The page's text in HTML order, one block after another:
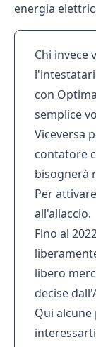
energia
Chi invece
con
semplice
Viceversa
contatore
bisognerà
Per
all'allaccio.
Fino al
libero
decise dall'
Qui